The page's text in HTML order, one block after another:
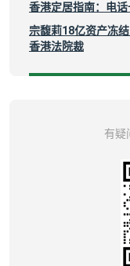
香港定居指南：电
宗馥莉18亿资产冻
香港法院裁
有疑